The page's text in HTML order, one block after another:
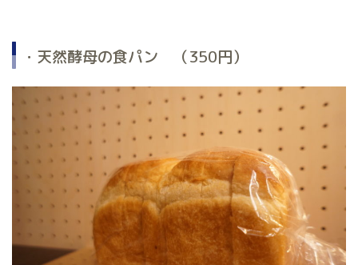
・天然酵母の食パン （350円）